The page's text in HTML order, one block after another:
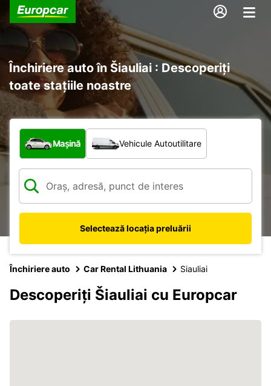
Închiriere auto în Šiauliai : Descoperiți
toate stațiile noastre
Ce tip de vehicul?
Mașină Vehicule Autoutilitare
Selectează locația preluării
Închiriere auto Car Rental Lithuania Siauliai
Descoperiți Šiauliai cu Europcar